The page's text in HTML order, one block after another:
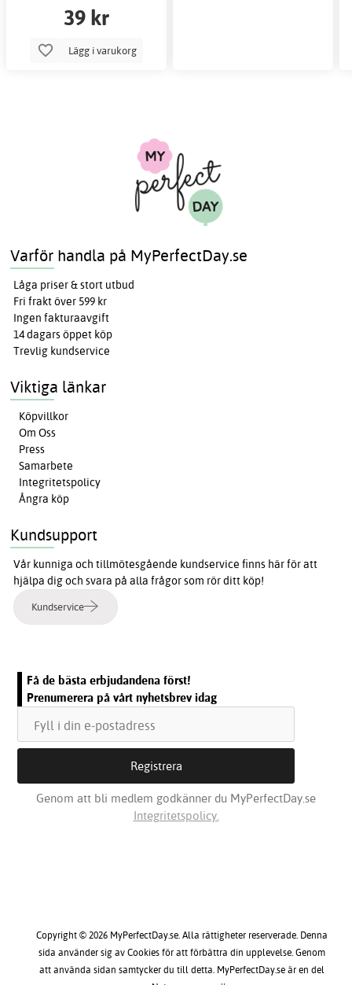
39 kr
Lägg i varukorg
Varför handla på MyPerfectDay.se
Låga priser & stort utbud
Fri frakt över 599 kr
Ingen fakturaavgift
14 dagars öppet köp
Trevlig kundservice
Viktiga länkar
Köpvillkor
Om Oss
Press
Samarbete
Integritetspolicy
Ångra köp
Kundsupport
Vår kunniga och tillmötesgående kundservice finns här för att
hjälpa dig och svara på alla frågor som rör ditt köp!
Kundservice
Få de bästa erbjudandena först!
Prenumerera på vårt nyhetsbrev idag
Genom att bli medlem godkänner du MyPerfectDay.se
Integritetspolicy.
Copyright © 2026 MyPerfectDay.se. Alla rättigheter reserverade. Denna
sida använder sig av Cookies för att förbättra din upplevelse. Genom
att använda sidan samtycker du till detta. MyPerfectDay.se är en del